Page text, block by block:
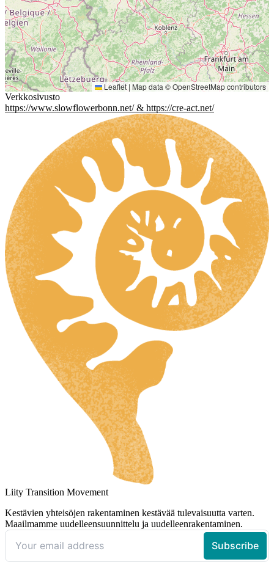
Leaflet | Map data ©OpenStreetMapcontributors
Verkkosivusto
https://www.slowflowerbonn.net/ & https://cre-act.net/
Liity Transition Movement
Kestävien yhteisöjen rakentaminen kestävää tulevaisuutta varten.
Maailmamme uudelleensuunnittelu ja uudelleenrakentaminen.